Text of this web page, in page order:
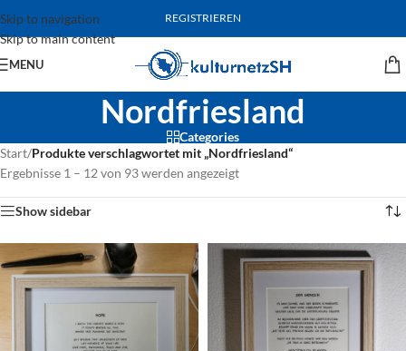
Skip to navigation
Skip to main content
REGISTRIEREN
MENU
Nordfriesland
Categories
Start/Produkte verschlagwortet mit „Nordfriesland“
Ergebnisse 1 – 12 von 93 werden angezeigt
Show sidebar